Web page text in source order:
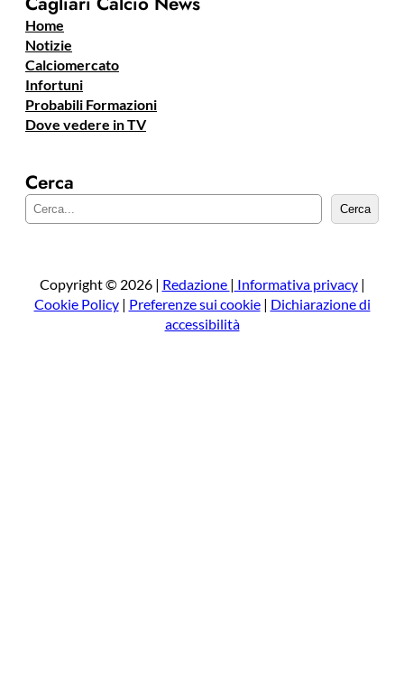
Home
Notizie
Calciomercato
Infortuni
Probabili Formazioni
Dove vedere in TV
Cerca
e
a
Cerca
Copyright © 2026 | Redazione | Informativa privacy|
Cookie Policy| Preferenze sui cookie| Dichiarazione di
accessibilità